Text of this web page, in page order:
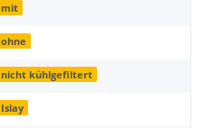
mit
ohne
nicht kühlgefiltert
Islay